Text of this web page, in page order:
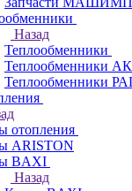
Назад
Теплообменники
Теплообменники
Теплообменники
отопления
ARISTON
BAXI
Назад